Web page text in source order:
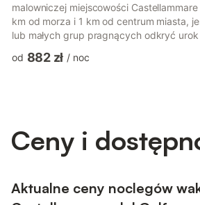
malowniczej miejscowości
km od morza i 1 km od centrum miasta,
lub małych grup pragnących odkryć
klimatyzacją, dobrze wyposażoną
od 882 zł / noc
Ceny i
Aktualne ceny noclegów